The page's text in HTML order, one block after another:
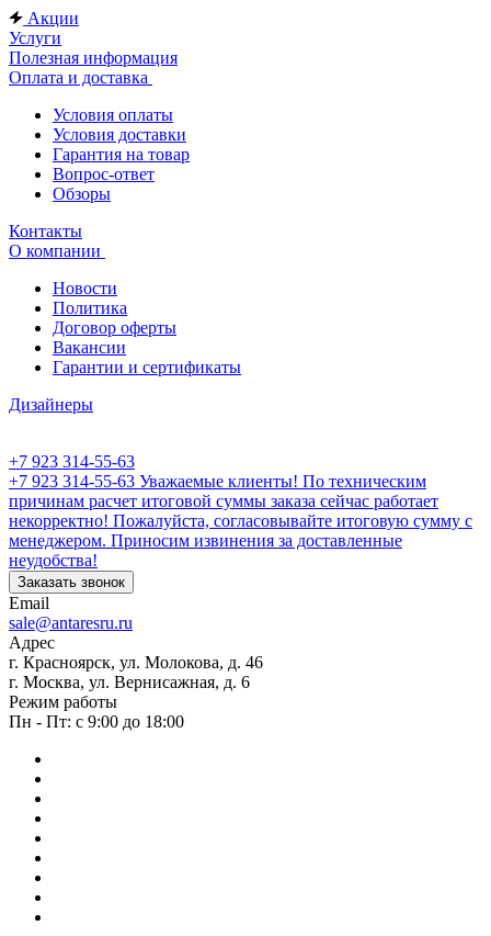
Акции
Услуги
Полезная информация
Оплата и доставка
Условия оплаты
Условия доставки
Гарантия на товар
Вопрос-ответ
Обзоры
Контакты
О компании
Новости
Политика
Договор оферты
Вакансии
Гарантии и сертификаты
Дизайнеры
+7 923 314-55-63
+7 923 314-55-63 Уважаемые клиенты! По техническим
причинам расчет итоговой суммы заказа сейчас работает
некорректно! Пожалуйста, согласовывайте итоговую сумму с
менеджером. Приносим извинения за доставленные
неудобства!
Заказать звонок
Email
sale@antaresru.ru
Адрес
г. Красноярск, ул. Молокова, д. 46
г. Москва, ул. Вернисажная, д. 6
Режим работы
Пн - Пт: с 9:00 до 18:00